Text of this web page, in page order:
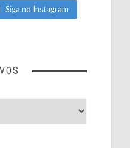
Siga no Instagram